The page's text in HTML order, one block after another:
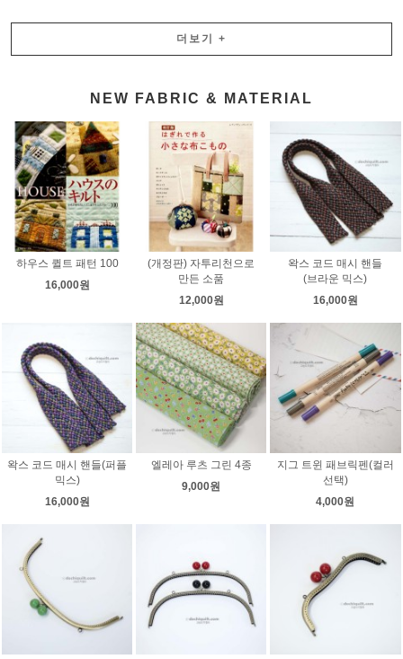
더보기 +
NEW FABRIC & MATERIAL
하우스 퀼트 패턴 100
16,000원
(개정판) 자투리천으로
만든 소품
12,000원
왁스 코드 매시 핸들
(브라운 믹스)
16,000원
왁스 코드 매시 핸들(퍼플
믹스)
16,000원
엘레아 루츠 그린 4종
9,000원
지그 트윈 패브릭펜(컬러
선택)
4,000원